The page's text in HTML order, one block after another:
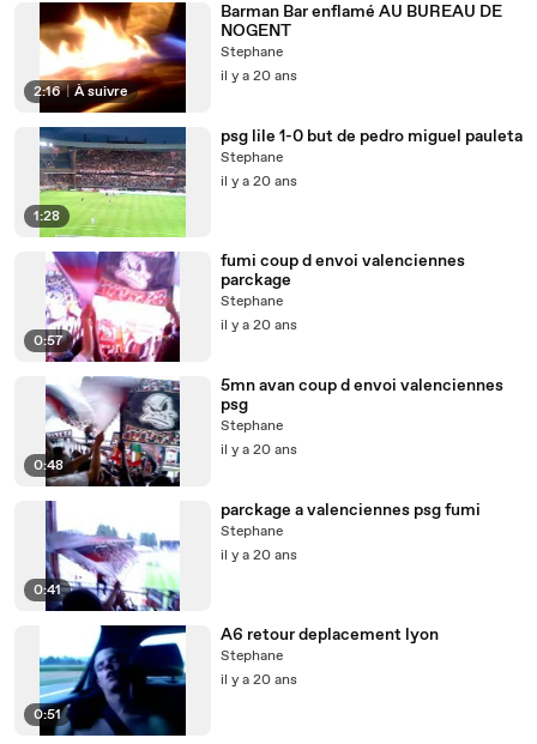
2:16 | À suivre
Barman Bar enflamé AU BUREAU DE
NOGENT
Stephane
il y a 20 ans
1:28
psg lile 1-0 but de pedro miguel pauleta
Stephane
il y a 20 ans
0:57
fumi coup d envoi valenciennes
parckage
Stephane
il y a 20 ans
0:48
5mn avan coup d envoi valenciennes
psg
Stephane
il y a 20 ans
0:41
parckage a valenciennes psg fumi
Stephane
il y a 20 ans
0:51
A6 retour deplacement lyon
Stephane
il y a 20 ans